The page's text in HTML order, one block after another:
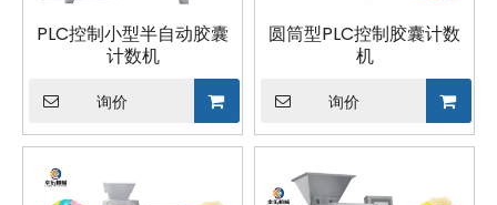
PLC控制小型半自动胶囊
计数机
询价
圆筒型PLC控制胶囊计数
机
询价